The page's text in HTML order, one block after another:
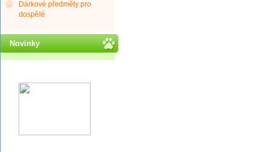
Dárkové předměty pro
dospělé
Novinky